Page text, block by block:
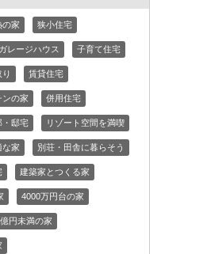
の家 狭小住宅
ガレージハウス 子育て住宅
賃貸住宅
ンの家 併用住宅
・邸宅 リゾート空間を満喫
な家 別荘・田舎に暮らそう
建築家とつくる家
4000万円台の家
円未満の家